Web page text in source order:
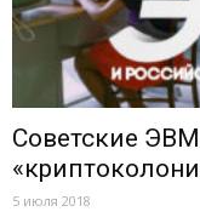
Советские
5 июля 2018